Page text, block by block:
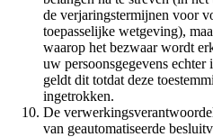
de verjaringstermijnen voor
toepasselijke wetgeving),
waarop het bezwaar wordt
uw persoonsgegevens echter
geldt dit totdat deze
ingetrokken.
De
van geautomatiseerde